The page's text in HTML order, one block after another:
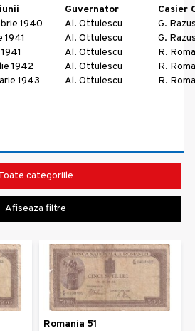
Guvernator
Casier
1940 Al. Ottulescu
G.
1941 Al. Ottulescu
G.
Al. Ottulescu
R.
1942 Al. Ottulescu
R.
1943 Al. Ottulescu R.
categoriile
Afiseaza filtre
Romania 51